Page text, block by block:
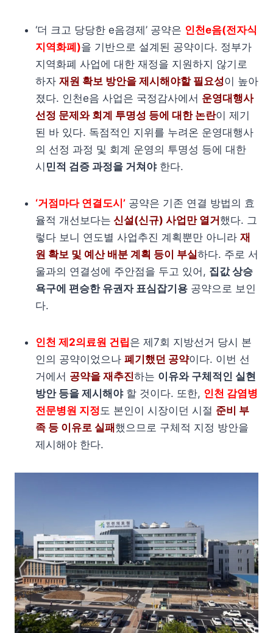
‘더 크고 당당한 e음경제’ 공약은 인천e음(전자식
지역화폐)을 기반으로 설계된 공약이다. 정부가
지역화폐 사업에 대한 재정을 지원하지 않기로
하자 재원 확보 방안을 제시해야할 필요성이 높아
졌다. 인천e음 사업은 국정감사에서 운영대행사
선정 문제와 회계 투명성 등에 대한 논란이 제기
된 바 있다. 독점적인 지위를 누려온 운영대행사
의 선정 과정 및 회계 운영의 투명성 등에 대한
시 민적 검증 과정을 거쳐야한다.
‘거점마다 연결도시’ 공약은 기존 연결 방법의 효
율적 개선보다는 신설(신규) 사업만 열거했다. 그
렇다 보니 연도별 사업추진 계획뿐만 아니라 재
원 확보 및 예산 배분 계획 등이 부실하다. 주로 서
울과의 연결성에 주안점을 두고 있어, 집값 상승
욕구에 편승한 유권자 표심잡기용 공약으로 보인
다.
인천 제2의료원 건립은 제7회 지방선거 당시 본
인의 공약이었으나 폐기했던 공약이다. 이번 선
거에서 공약을 재추진하는 이유와 구체적인 실현
방안 등을 제시해야할 것이다. 또한, 인천 감염병
전문병원 지정 도 본인이 시장이던 시절 준비 부
족 등 이유로 실패했으므로 구체적 지정 방안을
제시해야 한다.